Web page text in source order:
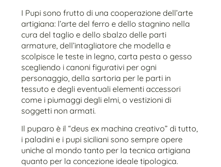
I Pupi sono frutto di una cooperazione dell’arte
artigiana: l’arte del ferro e dello stagnino nella
cura del taglio e dello sbalzo delle parti
armature, dell’intagliatore che modella e
scolpisce le teste in legno, carta pesta o gesso
scegliendo i canoni figurativi per ogni
personaggio, della sartoria per le parti in
tessuto e degli eventuali elementi accessori
come i piumaggi degli elmi, o vestizioni di
soggetti non armati.
Il puparo è il “deus ex machina creativo” di tutto,
i paladini e i pupi siciliani sono sempre opere
uniche al mondo tanto per la tecnica artigiana
quanto per la concezione ideale tipologica.